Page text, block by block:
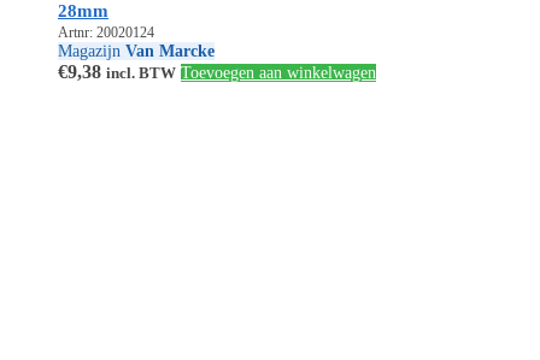
28mm
Artnr: 20020124
Magazijn Van Marcke
€9,38 incl. BTW Toevoegen aan winkelwagen